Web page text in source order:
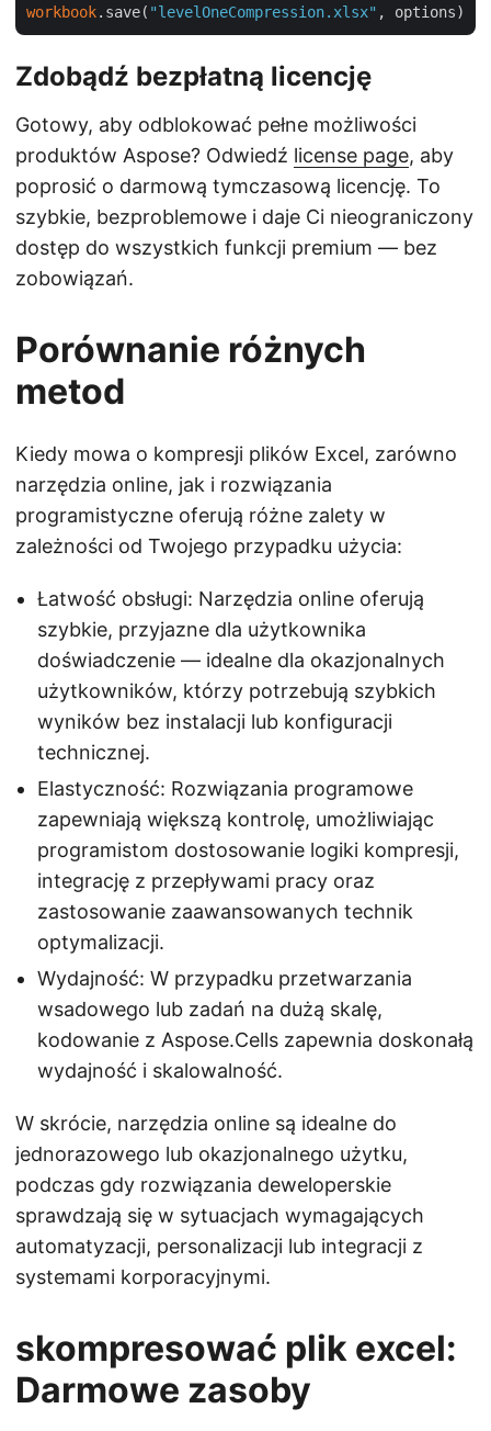
workbook.save( "levelOneCompression.xlsx"
Zdobądź bezpłatną licencję
Gotowy, aby odblokować pełne możliwości
produktów Aspose? Odwiedź license page, aby
poprosić o darmową tymczasową licencję. To
szybkie, bezproblemowe i daje Ci nieograniczony
dostęp do wszystkich funkcji premium — bez
zobowiązań.
Porównanie różnych
metod
Kiedy mowa o kompresji plików Excel, zarówno
narzędzia online, jak i rozwiązania
programistyczne oferują różne zalety w
zależności od Twojego przypadku użycia:
Łatwość obsługi: Narzędzia online oferują
szybkie, przyjazne dla użytkownika
doświadczenie — idealne dla okazjonalnych
użytkowników, którzy potrzebują szybkich
wyników bez instalacji lub konfiguracji
technicznej.
Elastyczność: Rozwiązania programowe
zapewniają większą kontrolę, umożliwiając
programistom dostosowanie logiki kompresji,
integrację z przepływami pracy oraz
zastosowanie zaawansowanych technik
optymalizacji.
Wydajność: W przypadku przetwarzania
wsadowego lub zadań na dużą skalę,
kodowanie z Aspose.Cells zapewnia doskonałą
wydajność i skalowalność.
W skrócie, narzędzia online są idealne do
jednorazowego lub okazjonalnego użytku,
podczas gdy rozwiązania deweloperskie
sprawdzają się w sytuacjach wymagających
automatyzacji, personalizacji lub integracji z
systemami korporacyjnymi.
skompresować plik excel:
Darmowe zasoby